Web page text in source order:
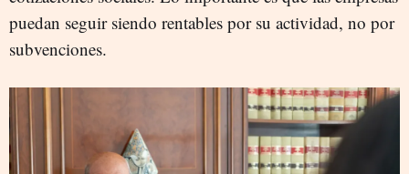
puedan seguir siendo rentables por su actividad, no por
subvenciones.